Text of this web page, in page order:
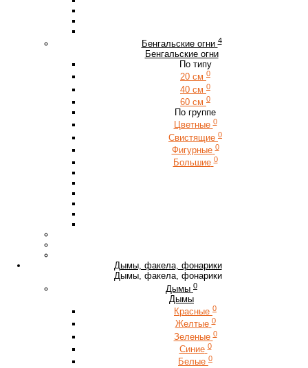
Бенгальские огни 4
Бенгальские огни
По типу
20 см 0
40 см 0
60 см 0
По группе
Цветные 0
Свистящие 0
Фигурные 0
Большие 0
Дымы, факела, фонарики
Дымы, факела, фонарики
Дымы 0
Дымы
Красные 0
Желтые 0
Зеленые 0
Синие 0
Белые 0